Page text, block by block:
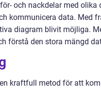
och nackdelar med
kommunicera data. Med
diagram blivit möjliga.
förstå den stora mängd
kraftfull metod för att